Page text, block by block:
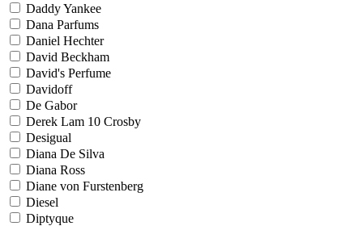
Daddy Yankee
Dana Parfums
Daniel Hechter
David Beckham
David's Perfume
Davidoff
De Gabor
Derek Lam 10 Crosby
Desigual
Diana De Silva
Diana Ross
Diane von Furstenberg
Diesel
Diptyque